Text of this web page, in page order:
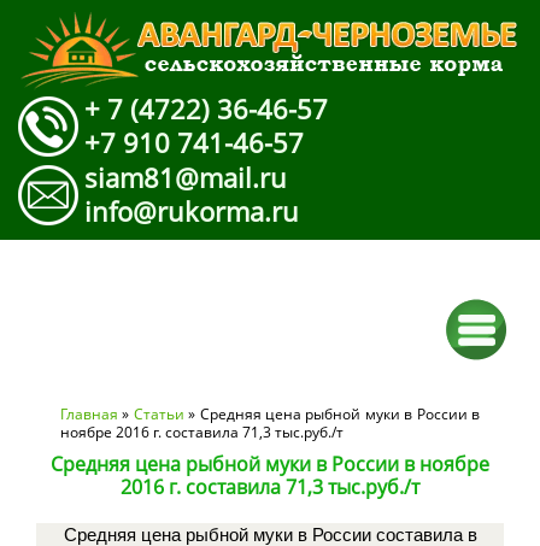
+ 7 (4722) 36-46-57
+7 910 741-46-57
siam81@mail.ru
info@rukorma.ru
Вы здесь
Главная » Статьи » Средняя цена рыбной муки в России в
ноябре 2016 г. составила 71,3 тыс.руб./т
Средняя цена рыбной муки в России в ноябре
2016 г. составила 71,3 тыс.руб./т
Средняя цена рыбной муки в России составила в